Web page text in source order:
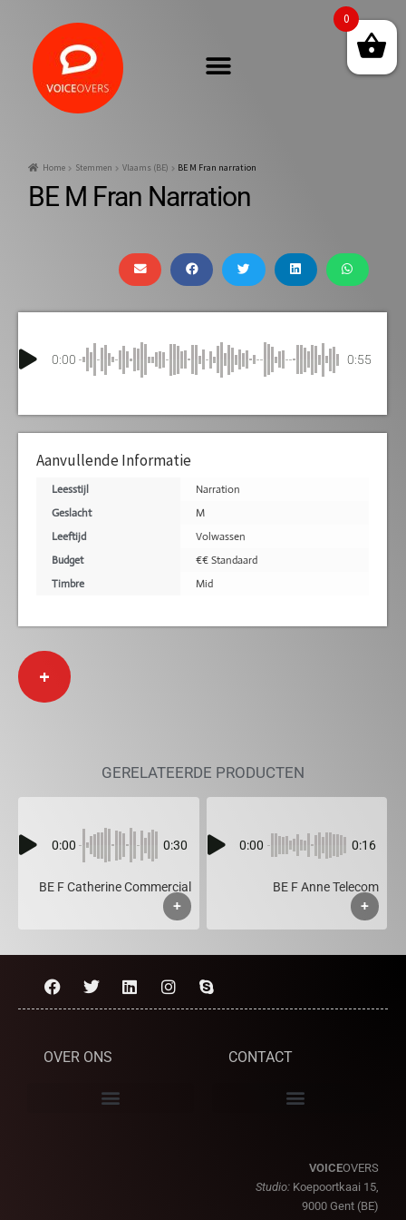
Home Stemmen Vlaams (BE) BE M Fran narration
BE M Fran Narration
0:00 0:55
Aanvullende Informatie
Leesstijl
Narration
Geslacht
M
Leeftijd
Volwassen
Budget
€€ Standaard
Timbre
Mid
+
GERELATEERDE PRODUCTEN
0:00 0:30
BE F Catherine Commercial
+
0:00 0:16
BE F Anne Telecom
+
OVER ONS CONTACT
VOICEOVERS
Studio: Koepoortkaai 15,
9000 Gent (BE)
0